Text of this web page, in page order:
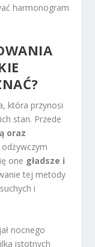
harmonogram
która przynosi
stan. Przede
oraz
odżywczym
one gładsze i
tej metody
i
nocnego
istotnych